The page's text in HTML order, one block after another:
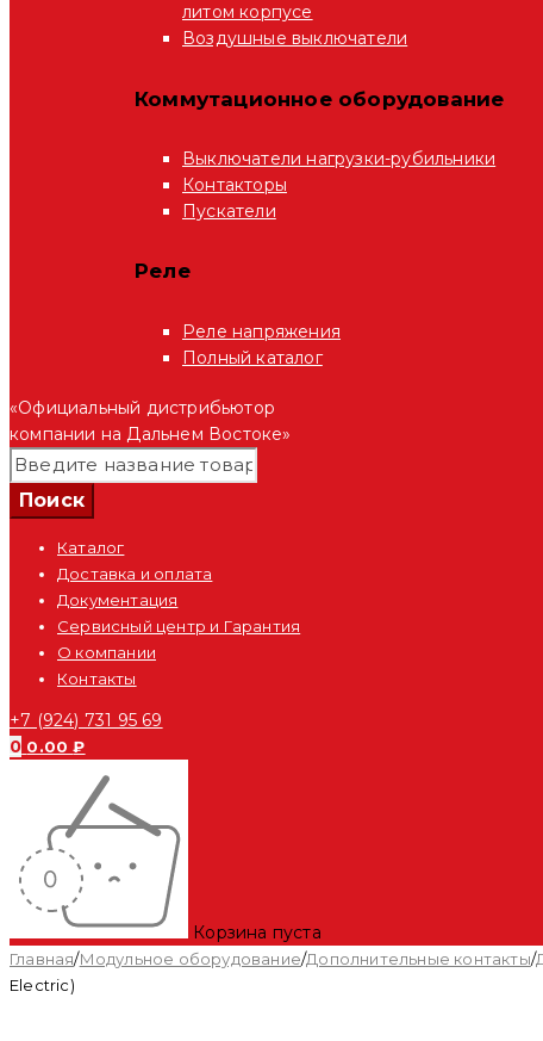
литом корпусе
Воздушные выключатели
Коммутационное оборудование
Выключатели нагрузки-рубильники
Контакторы
Пускатели
Реле
Реле напряжения
Полный каталог
«Официальный дистрибьютор
компании на Дальнем Востоке»
Каталог
Доставка и оплата
Документация
Сервисный центр и Гарантия
О компании
Контакты
+7 (924) 731 95 69
0 0.00₽
Корзина пуста
Главная/Модульное оборудование/Дополнительные контакты/
Electric)